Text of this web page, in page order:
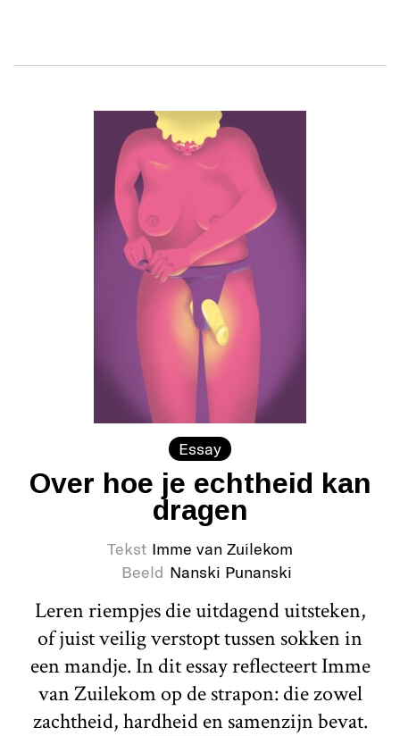
Essay
Over hoe je echtheid kan
dragen
Tekst Imme van Zuilekom
Beeld Nanski Punanski
Leren riempjes die uitdagend uitsteken,
of juist veilig verstopt tussen sokken in
een mandje. In dit essay reflecteert Imme
van Zuilekom op de strapon: die zowel
zachtheid, hardheid en samenzijn bevat.